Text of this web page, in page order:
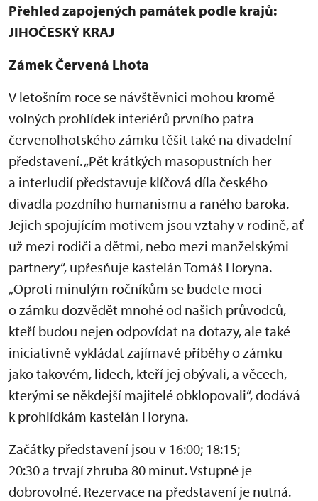
Přehled zapojených památek podle krajů:
JIHOČESKÝ KRAJ
Zámek Červená Lhota
V letošním roce se návštěvnici mohou kromě
volných prohlídek interiérů prvního patra
červenolhotského zámku těšit také na divadelní
představení. „Pět krátkých masopustních her
a interludií představuje klíčová díla českého
divadla pozdního humanismu a raného baroka.
Jejich spojujícím motivem jsou vztahy v rodině, ať
už mezi rodiči a dětmi, nebo mezi manželskými
partnery“, upřesňuje kastelán Tomáš Horyna.
„Oproti minulým ročníkům se budete moci
o zámku dozvědět mnohé od našich průvodců,
kteří budou nejen odpovídat na dotazy, ale také
iniciativně vykládat zajímavé příběhy o zámku
jako takovém, lidech, kteří jej obývali, a věcech,
kterými se někdejší majitelé obklopovali“, dodává
k prohlídkám kastelán Horyna.
Začátky představení jsou v 16:00; 18:15;
20:30 a trvají zhruba 80 minut. Vstupné je
dobrovolné. Rezervace na představení je nutná.